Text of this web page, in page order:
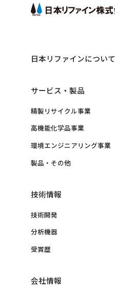
日本リファインについて
サービス・製品
精製リサイクル事業
高機能化学品事業
環境エンジニアリング事業
製品・その他
技術情報
技術開発
分析機器
受賞歴
会社情報